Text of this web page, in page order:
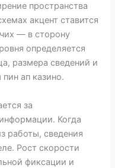
пространства
акцент ставится
— в сторону
определяется
размера сведений и
ап казино.
за
Когда
работы, сведения
Рост скорости
фиксации и